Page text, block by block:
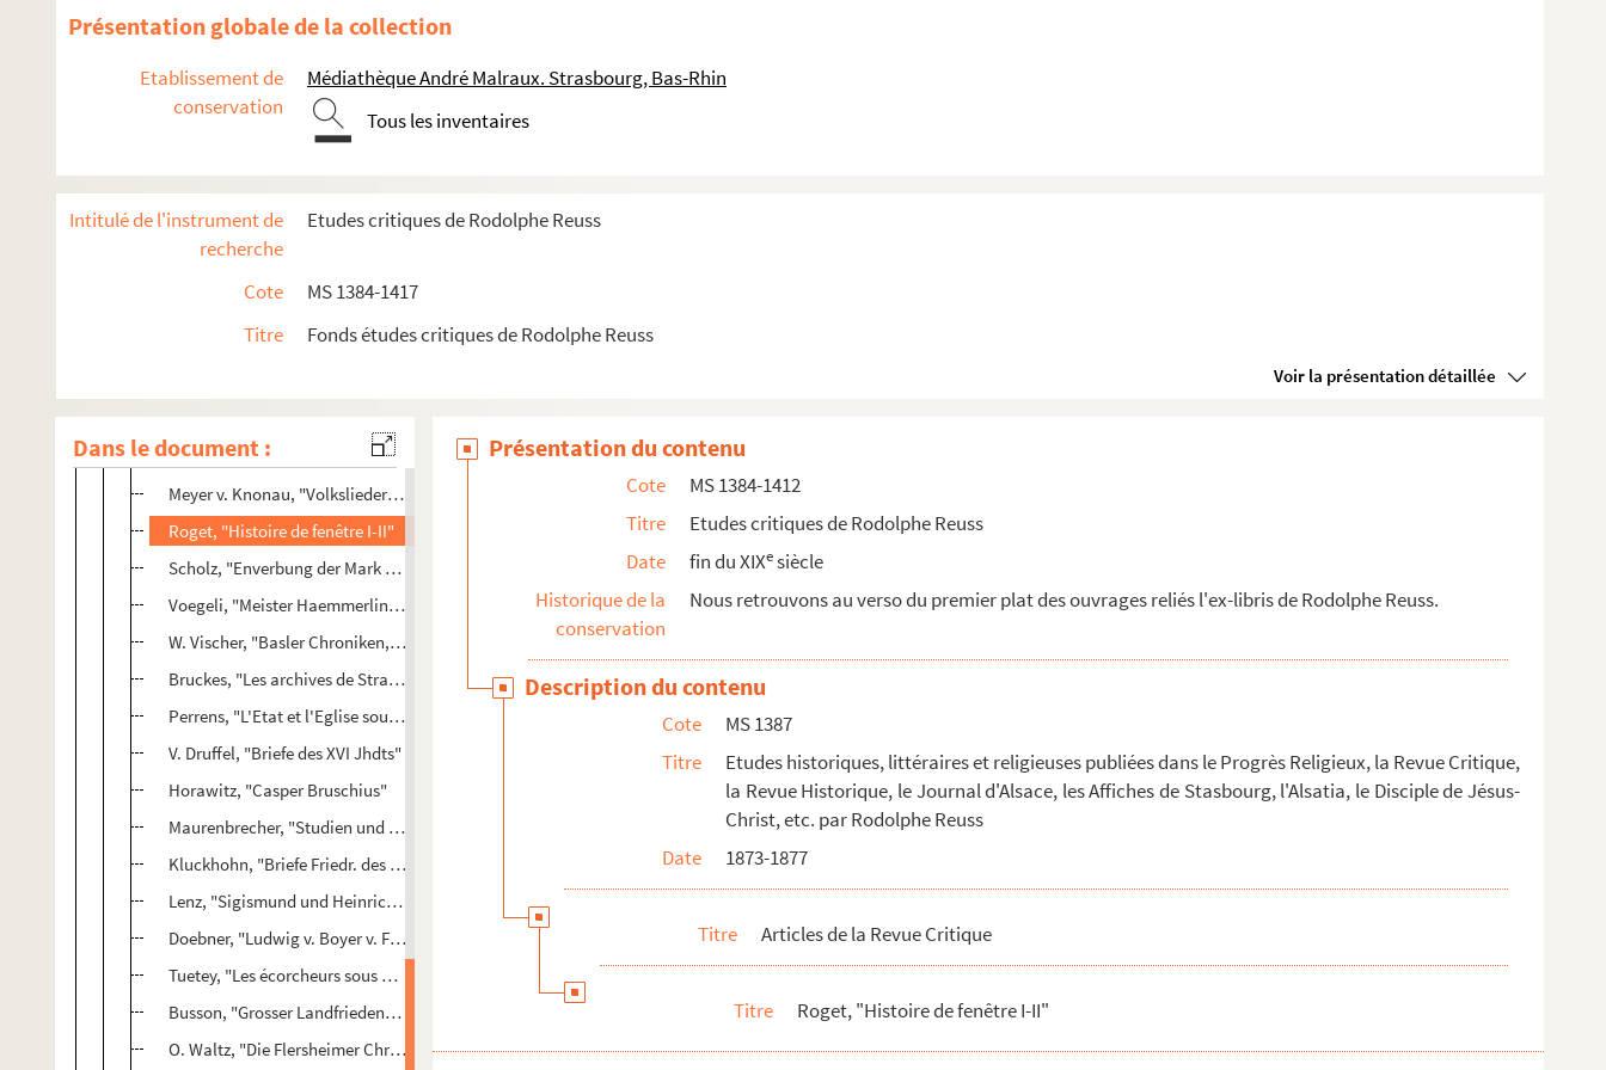
Présentation globale de la collection
Etablissement de
conservation
Médiathèque André Malraux. Strasbourg, Bas-Rhin
Tous les inventaires
Intitulé de l'instrument de
recherche
Etudes critiques de Rodolphe Reuss
Cote
MS 1384-1417
Titre
Fonds études critiques de Rodolphe Reuss
Voir la présentation détaillée
Dans le document :
Geilfuss, "Entstehung des Eidgen. Bundes"
Straeter, "Olivier Cromwell"
Palacky, "Documenta Joh. Huss vitam, etc."
Koehler, "Luther's Reisen"
Pauli, "Lübensche Zustände im Mittelalter"
Heigel, "Ludvig v. Bayern"
L.V. "Ranke Werke u. Wallenstein"
Ulmann, "Franz v. Sickingen"
Meyer v. Knonau, "Volkslieder d. XV. Jrdts"
Roget, "Histoire de fenêtre I-II"
Scholz, "Enverbung der Mark Brandenburg"
Voegeli, "Meister Haemmerlins Schroften"
W. Vischer, "Basler Chroniken, I."
Bruckes, "Les archives de Strasbourg"
Perrens, "L'Etat et l'Eglise sous Henri IV"
V. Druffel, "Briefe des XVI Jhdts"
Horawitz, "Casper Bruschius"
Maurenbrecher, "Studien und Skizzen zur Geschichte der Reformationszeit"
Kluckhohn, "Briefe Friedr. des Frommen II-III"
Lenz, "Sigismund und Heinrich v. England"
Doebner, "Ludwig v. Boyer v. Fried. der Schoene"
Tuetey, "Les écorcheurs sous Charles VII"
Busson, "Grosser Landfriedenbund"
O. Waltz, "Die Flersheimer Chronik"
Présentation du contenu
Cote
MS 1384-1412
Titre
Etudes critiques de Rodolphe Reuss
Date
fin du XIXesiècle
Historique de la
conservation
Nous retrouvons au verso du premier plat des ouvrages reliés l'ex-libris de Rodolphe Reuss.
Description du contenu
Cote
MS 1387
Titre
Etudes historiques, littéraires et religieuses publiées dans le Progrès Religieux, la Revue Critique,
la Revue Historique, le Journal d'Alsace, les Affiches de Stasbourg, l'Alsatia, le Disciple de Jésus-
Christ, etc. par Rodolphe Reuss
Date
1873-1877
Titre Articles de la Revue Critique
Titre Roget, "Histoire de fenêtre I-II"